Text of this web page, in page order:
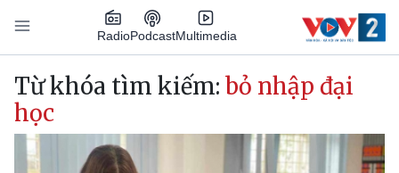
Nhảy đến nội dung
RadioPodcastMultimedia
Main navigation
Từ khóa tìm kiếm: bỏ nhập đại
học